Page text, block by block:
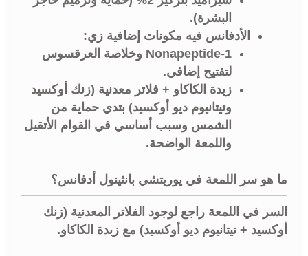
البشرة).
الأدفانس فيه مكونات إضافية زي:
Nonapeptide-1 وخلاصة العرقسوس
لتفتيح إضافي.
زبدة الكاكاو + فلاتر معدنية (زنك أوكسيد
وتيتانيوم ديو أوكسيد) بتدي حماية من
الشمس وسبب أساسي في القوام الأتقيل
واللمعة الواضحة.
ما هو سر اللمعة في يوريتشي بانثينول أدفانس؟
السر في اللمعة راجع لوجود الفلاتر المعدنية (زنك
أوكسيد + تيتانيوم ديو أوكسيد) مع زبدة الكاكاو.